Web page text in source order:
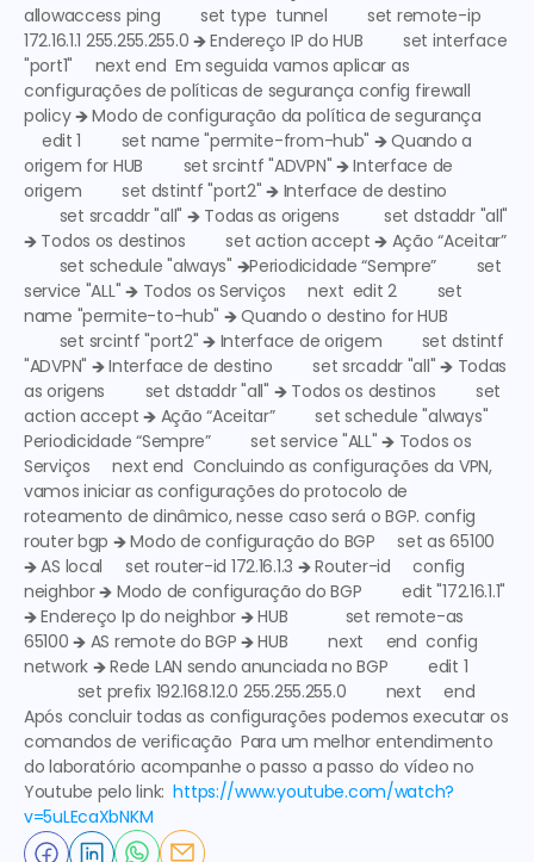
allowaccess ping         set type  tunnel         set remote-ip
172.16.1.1 255.255.255.0 🡺 Endereço IP do HUB set interface
"port1"     next end  Em seguida vamos aplicar as
configurações de políticas de segurança config firewall
policy 🡺 Modo de configuração da política de segurança
edit 1         set name "permite-from-hub" 🡺 Quando a
origem for HUB set srcintf "ADVPN" 🡺 Interface de
origem set dstintf "port2" 🡺 Interface de destino
set srcaddr "all" 🡺 Todas as origens
set dstaddr "all"
🡺 Todos os destinos set action accept 🡺 Ação “Aceitar”
set schedule "always" 🡺Periodicidade “Sempre” set
service "ALL" 🡺 Todos os Serviços next  edit 2         set
name "permite-to-hub" 🡺 Quando o destino for HUB
set srcintf "port2" 🡺 Interface de origem set dstintf
"ADVPN" 🡺 Interface de destino set srcaddr "all" 🡺 Todas
as origens set dstaddr "all" 🡺 Todos os destinos set
action accept 🡺 Ação “Aceitar”
Periodicidade “Sempre” set service "ALL" 🡺 Todos os
Serviços next end  Concluindo as configurações da VPN,
vamos iniciar as configurações do protocolo de
roteamento de dinâmico, nesse caso será o BGP. config
router bgp 🡺 Modo de configuração do BGP set as 65100
🡺 AS local set router-id 172.16.1.3 🡺 Router-id config
neighbor 🡺 Modo de configuração do BGP edit "172.16.1.1"
🡺 Endereço Ip do neighbor 🡺 HUB set remote-as
65100 🡺 AS remote do BGP 🡺 HUB next     end  config
network 🡺 Rede LAN sendo anunciada no BGP edit 1
set prefix 192.168.12.0 255.255.255.0         next     end
Após concluir todas as configurações podemos executar os
comandos de verificação  Para um melhor entendimento
Youtube pelo link: https://www.youtube.com/watch?
v=5uLEcaXbNKM